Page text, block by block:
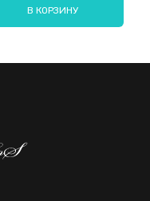
В КОРЗИНУ